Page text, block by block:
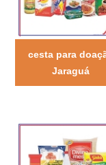
cesta para
Jaraguá